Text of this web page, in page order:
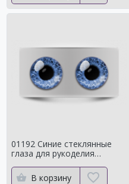
01192 Синие стеклянные
глаза для рукоделия
кукол В корзину